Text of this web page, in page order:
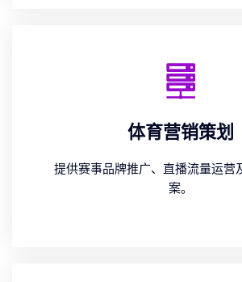
体育营销策划
提供赛事品牌推广、直播流量运营
案。